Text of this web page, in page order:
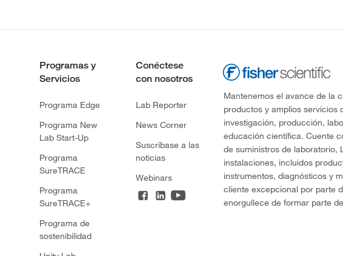
Programas y
Servicios
Programa Edge
Programa New
Lab Start-Up
Programa
SureTRACE
Programa
SureTRACE+
Programa de
sostenibilidad
Conéctese
con nosotros
Lab Reporter
News Corner
Suscríbase a las
noticias
Webinars
Mantenemos el avance de la
productos y amplios servicios
investigación, producción,
educación científica. Cuente
de suministros de laboratorio,
instalaciones, incluidos
instrumentos, diagnósticos y
cliente excepcional por parte
enorgullece de formar parte